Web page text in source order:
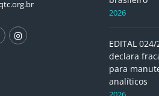
2026
EDITAL
declara
para
analíticos